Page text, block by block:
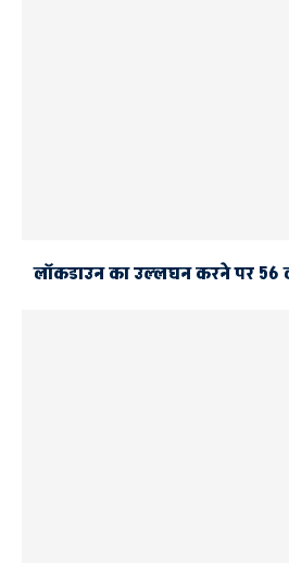
लॉकडाउन का उल्लघन करने पर 56